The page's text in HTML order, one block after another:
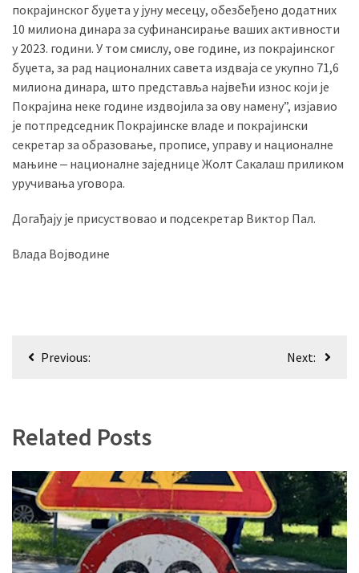
Ковачица
(143)
Blogs
(143)
Бела
Црква
(140)
покрајинског буџета у јуну месецу, обезбеђено додатних
10 милиона динара за суфинансирање ваших активности
у 2023. години. У том смислу, ове године, из покрајинског
буџета, за рад националних савета издваја се укупно 71,6
милиона динара, што представља највећи износ који је
Покрајина неке године издвојила за ову намену”, изјавио
је потпредседник Покрајинске владе и покрајински
секретар за образовање, прописе, управу и националне
мањине ‒ националне заједнице Жолт Сакалаш приликом
уручивања уговора.
Догађају је присуствовао и подсекретар Виктор Пал.
Влада Војводине
Кретање
Previous: Next:
Related Posts